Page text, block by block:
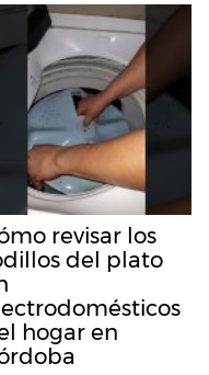
revisar los
del plato
hogar en